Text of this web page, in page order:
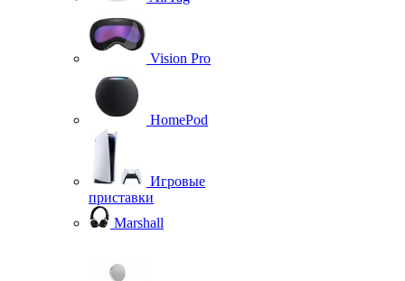
Vision Pro
HomePod
Игровые
приставки
Marshall